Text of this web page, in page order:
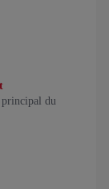
principal du